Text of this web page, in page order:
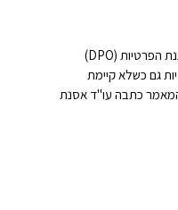
מאמר הדן בחשיבות מינוי ממונה הגנת הפרטיות (DPO)
הפרטיות גם כשלא קיימת
המאמר כתבה עו"ד אסנת